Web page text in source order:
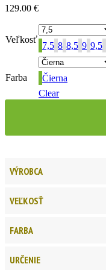
129.00 €
Veľkosť
7,5 8 8,5 9 9,5
Farba
Čierna
Clear
VÝROBCA
VEĽKOSŤ
FARBA
URČENIE